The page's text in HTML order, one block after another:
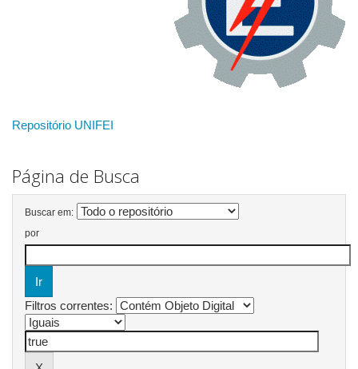
Repositório UNIFEI
Página de Busca
Buscar em:
por
Filtros correntes: